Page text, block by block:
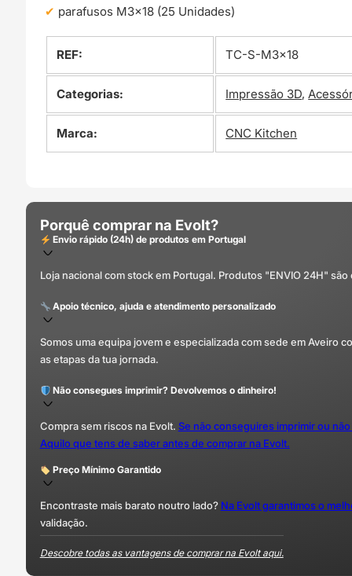
parafusos M3x18 (25 Unidades)
REF: TC-S-M3x18
Categorias: Impressão 3D,
Marca: CNC Kitchen
Porquê comprar na Evolt?
Envio rápido (24h) de produtos em Portugal
Loja nacional com stock em Portugal. Produtos "ENVIO 24H"
Apoio técnico, ajuda e atendimento personalizado
Somos uma equipa jovem e especializada com sede em Aveiro
as etapas da tua jornada.
Não consegues imprimir? Devolvemos o dinheiro!
Compra sem riscos na Evolt. Se não conseguires imprimir ou
Aquilo que tens de saber antes de comprar na Evolt.
Preço Mínimo Garantido
Encontraste mais barato noutro lado? Na Evolt garantimos o
validação.
Descobre todas as vantagens de comprar na Evolt aqui.